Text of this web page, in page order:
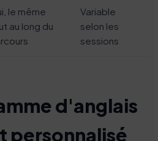
le même
au long du
Variable
selon les
sessions
d'anglais
personnalisé